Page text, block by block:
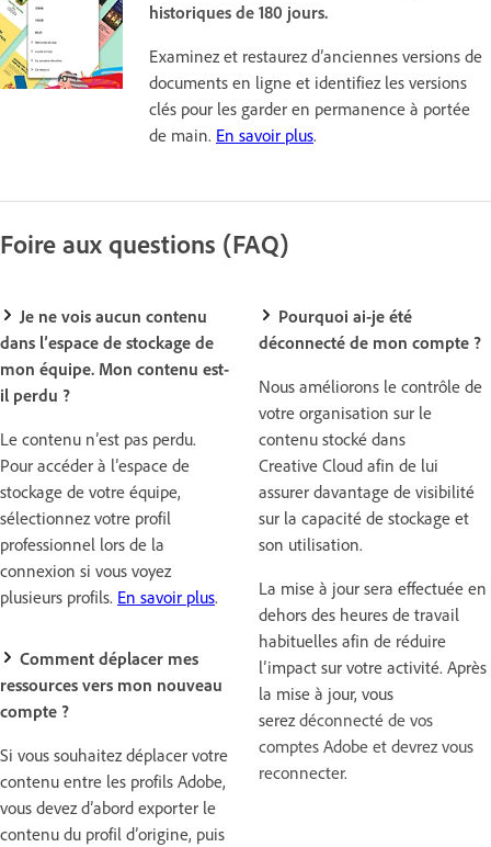
historiques de 180 jours.
Examinez et restaurez d’anciennes versions de
documents en ligne et identifiez les versions
clés pour les garder en permanence à portée
de main. En savoir plus.
Foire aux questions (FAQ)
Je ne vois aucun contenu
dans l’espace de stockage de
mon équipe. Mon contenu est-
il perdu ?
Le contenu n’est pas perdu.
Pour accéder à l’espace de
stockage de votre équipe,
sélectionnez votre profil
professionnel lors de la
connexion si vous voyez
plusieurs profils. En savoir plus.
Comment déplacer mes
ressources vers mon nouveau
compte ?
Si vous souhaitez déplacer votre
contenu entre les profils Adobe,
vous devez d’abord exporter le
contenu du profil d’origine, puis
Pourquoi ai-je été
déconnecté de mon compte ?
Nous améliorons le contrôle de
votre organisation sur le
contenu stocké dans
Creative Cloud afin de lui
assurer davantage de visibilité
sur la capacité de stockage et
son utilisation.
La mise à jour sera effectuée en
dehors des heures de travail
habituelles afin de réduire
l’impact sur votre activité. Après
la mise à jour, vous
serezdéconnecté de vos
comptes Adobe et devrez vous
reconnecter.